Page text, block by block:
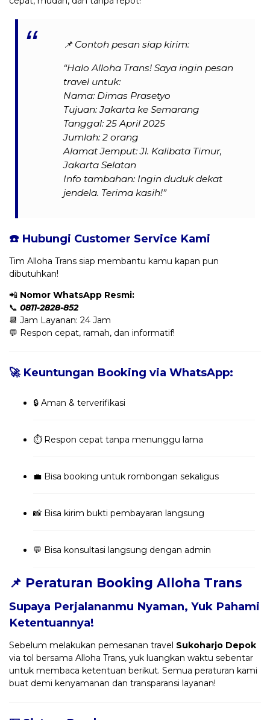
📌 Contoh pesan siap kirim:
“Halo Alloha Trans! Saya ingin pesan
travel untuk:
Nama: Dimas Prasetyo
Tujuan: Jakarta ke Semarang
Tanggal: 25 April 2025
Jumlah: 2 orang
Alamat Jemput: Jl. Kalibata Timur,
Jakarta Selatan
Info tambahan: Ingin duduk dekat
jendela. Terima kasih!”
☎️ Hubungi Customer Service Kami
Tim Alloha Trans siap membantu kamu kapan pun
dibutuhkan!
📲 Nomor WhatsApp Resmi:
📞 0811-2828-852
📆 Jam Layanan: 24 Jam
💬 Respon cepat, ramah, dan informatif!
🚀 Keuntungan Booking via WhatsApp:
🔒 Aman & terverifikasi
⏱️ Respon cepat tanpa menunggu lama
💼 Bisa booking untuk rombongan sekaligus
📸 Bisa kirim bukti pembayaran langsung
💬 Bisa konsultasi langsung dengan admin
📌 Peraturan Booking Alloha Trans
Supaya Perjalananmu Nyaman, Yuk Pahami
Ketentuannya!
Sebelum melakukan pemesanan travel Sukoharjo Depok
via tol bersama Alloha Trans, yuk luangkan waktu sebentar
untuk membaca ketentuan berikut. Semua peraturan kami
buat demi kenyamanan dan transparansi layanan!